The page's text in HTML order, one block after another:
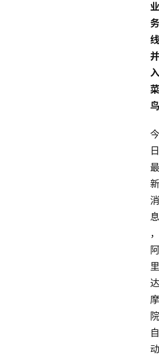
业
务
线
并
入
菜
鸟
今
日
最
新
消
息
，
阿
里
达
摩
院
自
动